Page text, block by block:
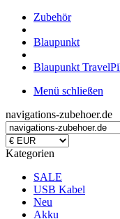
Zubehör
Blaupunkt
Blaupunkt
Menü schließen
navigations-zubehoer.de
Kategorien
SALE
USB Kabel
Neu
Akku